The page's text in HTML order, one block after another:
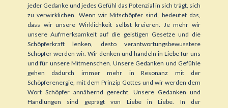
jeder Gedanke und jedes Gefühl das Potenzial in sich trägt, sich
zu verwirklichen. Wenn wir Mitschöpfer sind, bedeutet das,
dass wir unsere Wirklichkeit selbst kreieren. Je mehr wir
unsere Aufmerksamkeit auf die geistigen Gesetze und die
Schöpferkraft lenken, desto verantwortungsbewusstere
Schöpfer werden wir. Wir denken und handeln in Liebe für uns
und für unsere Mitmenschen. Unsere Gedanken und Gefühle
gehen dadurch immer mehr in Resonanz mit der
Schöpferenergie, mit dem Prinzip Gottes und wir werden dem
Wort Schöpfer annähernd gerecht. Unsere Gedanken und
Handlungen sind geprägt von Liebe in Liebe. In der